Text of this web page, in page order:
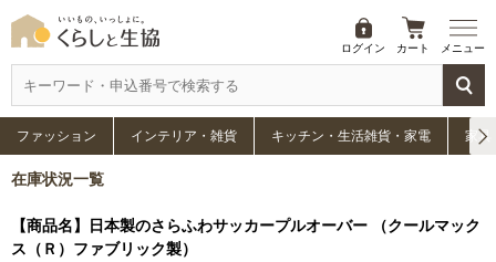
ログイン カート メニュー
ファッション インテリア・雑貨 キッチン・生活雑貨・家電 家具
在庫状況一覧
【商品名】日本製のさらふわサッカープルオーバー （クールマック
ス（Ｒ）ファブリック製）